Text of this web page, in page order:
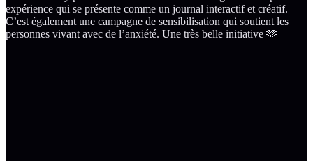
expérience qui se présente comme un journal interactif et créatif.
C’est également une campagne de sensibilisation qui soutient les
personnes vivant avec de l’anxiété. Une très belle initiative 🫶